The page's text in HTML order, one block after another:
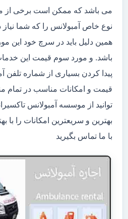
می باشد که ممکن است برخی از
نوع خاص آمبولانس را که شما نیاز
همین دلیل باید در سرچ خود این
باشد. و مورد سوم قیمت این
پیدا کردن بسیاری از شماره
قیمت و امکانات مناسب در تمام
توانید از موسسه آمبولانس
بهترین و سریعترین امکانات را با
با ما تماس بگیرید